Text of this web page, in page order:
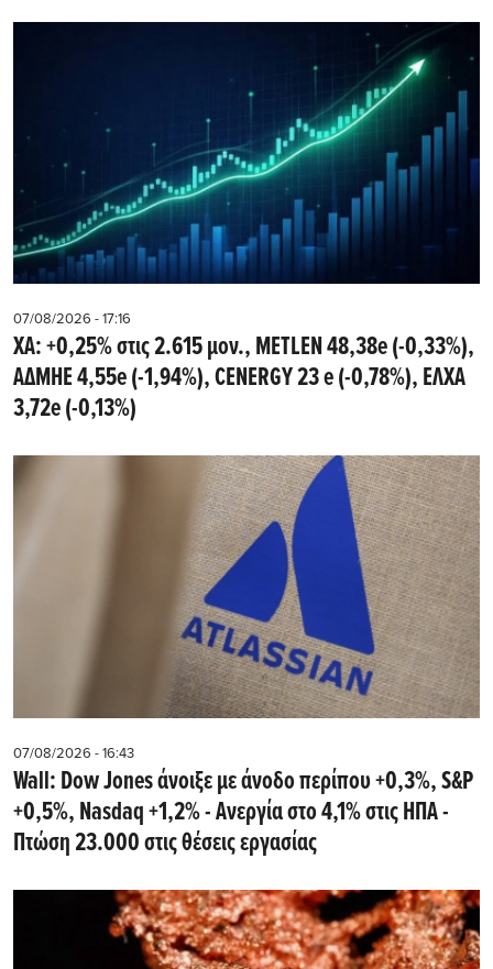
07/08/2026 - 17:16
ΧΑ: +0,25% στις 2.615 μον., METLEN 48,38e (-0,33%),
ΑΔΜΗΕ 4,55e (-1,94%), CENERGY 23 e (-0,78%), ΕΛΧΑ
3,72e (-0,13%)
07/08/2026 - 16:43
Wall: Dow Jones άνοιξε με άνοδο περίπου +0,3%, S&P
+0,5%, Nasdaq +1,2% - Ανεργία στο 4,1% στις ΗΠΑ -
Πτώση 23.000 στις θέσεις εργασίας